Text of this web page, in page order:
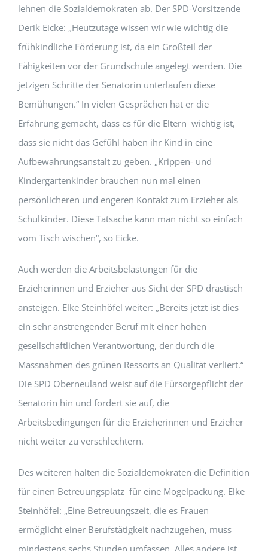
lehnen die Sozialdemokraten ab. Der SPD-Vorsitzende
Derik Eicke: „Heutzutage wissen wir wie wichtig die
frühkindliche Förderung ist, da ein Großteil der
Fähigkeiten vor der Grundschule angelegt werden. Die
jetzigen Schritte der Senatorin unterlaufen diese
Bemühungen.“ In vielen Gesprächen hat er die
Erfahrung gemacht, dass es für die Eltern wichtig ist,
dass sie nicht das Gefühl haben ihr Kind in eine
Aufbewahrungsanstalt zu geben. „Krippen- und
Kindergartenkinder brauchen nun mal einen
persönlicheren und engeren Kontakt zum Erzieher als
Schulkinder. Diese Tatsache kann man nicht so einfach
vom Tisch wischen“, so Eicke.
Auch werden die Arbeitsbelastungen für die
Erzieherinnen und Erzieher aus Sicht der SPD drastisch
ansteigen. Elke Steinhöfel weiter: „Bereits jetzt ist dies
ein sehr anstrengender Beruf mit einer hohen
gesellschaftlichen Verantwortung, der durch die
Massnahmen des grünen Ressorts an Qualität verliert.“
Die SPD Oberneuland weist auf die Fürsorgepflicht der
Senatorin hin und fordert sie auf, die
Arbeitsbedingungen für die Erzieherinnen und Erzieher
nicht weiter zu verschlechtern.
Des weiteren halten die Sozialdemokraten die Definition
für einen Betreuungsplatz für eine Mogelpackung. Elke
Steinhöfel: „Eine Betreuungszeit, die es Frauen
ermöglicht einer Berufstätigkeit nachzugehen, muss